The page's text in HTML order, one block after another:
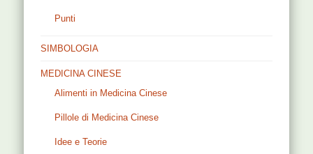
Punti
SIMBOLOGIA
MEDICINA CINESE
Alimenti in Medicina Cinese
Pillole di Medicina Cinese
Idee e Teorie